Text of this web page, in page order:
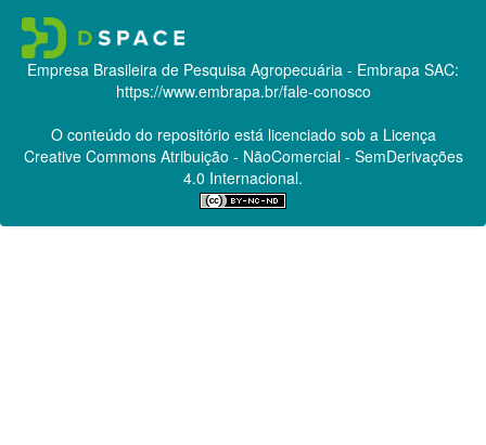
Empresa Brasileira de Pesquisa Agropecuária - Embrapa SAC:
https://www.embrapa.br/fale-conosco
O conteúdo do repositório está licenciado sob a Licença
Creative CommonsAtribuição - NãoComercial - SemDerivações
4.0 Internacional.